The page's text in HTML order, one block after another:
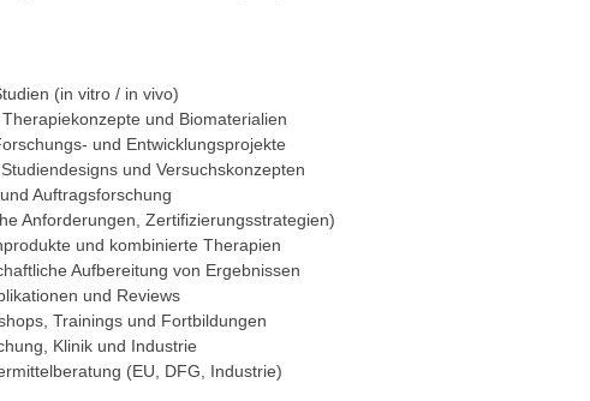
(in vitro / in vivo)
und Biomaterialien
und Entwicklungsprojekte
und Versuchskonzepten
Auftragsforschung
Anforderungen, Zertifizierungsstrategien)
und kombinierte Therapien
Aufbereitung von Ergebnissen
und Reviews
Trainings und Fortbildungen
Klinik und Industrie
(EU, DFG, Industrie)